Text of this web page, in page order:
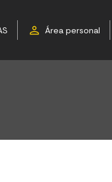
Área personal